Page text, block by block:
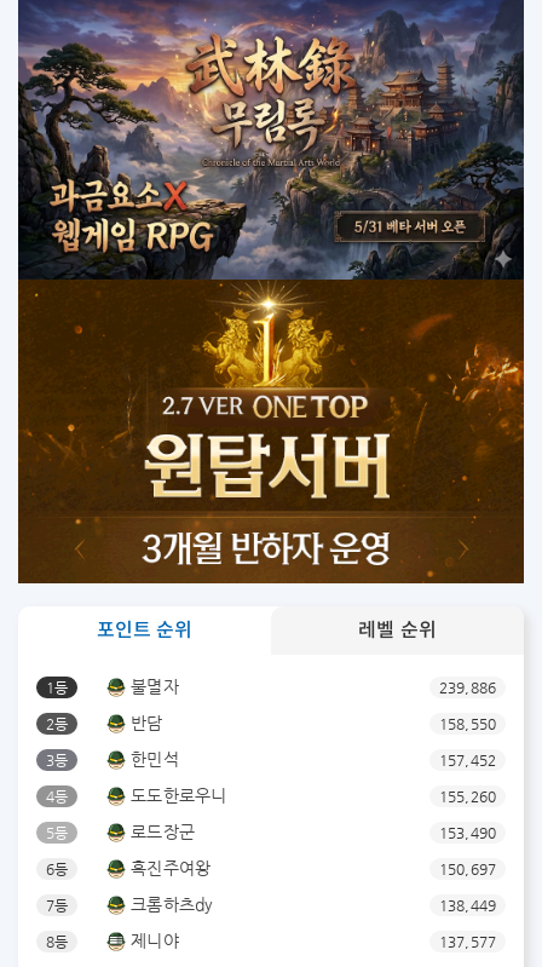
포인트 순위 레벨 순위
1등 불멸자 239,886
2등 반담 158,550
3등 한민석 157,452
4등 도도한로우니 155,260
5등 로드장군 153,490
6등 흑진주여왕 150,697
7등 크롬하츠dy 138,449
8등 제니야 137,577